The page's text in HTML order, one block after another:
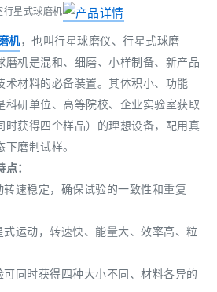
行星式球磨机
机，也叫行星球磨仪、行星式球磨
磨机是混和、细磨、小样制备、新产品
术材料的必备装置。其体积小、功能
科研单位、高等院校、企业实验室获取
时获得四个样品）的理想设备，配用真
磨制试样。
：
速稳定，确保试验的一致性和重复
运动，转速快、能量大、效率高、粒
同时获得四种大小不同、材料各异的